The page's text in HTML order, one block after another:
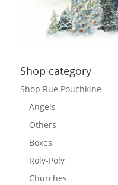
Shop category
Shop Rue Pouchkine
Angels
Others
Boxes
Roly-Poly
Churches